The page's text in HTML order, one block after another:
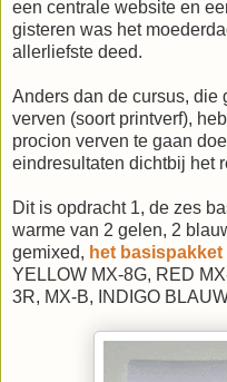
een centrale website en
gisteren was het
allerliefste deed.
Anders dan de cursus, die
verven (soort printverf),
procion verven te gaan
eindresultaten dichtbij het
Dit is opdracht 1, de zes
warme van 2 gelen, 2
gemixed, het
YELLOW MX-8G, RED
3R, MX-B, INDIGO